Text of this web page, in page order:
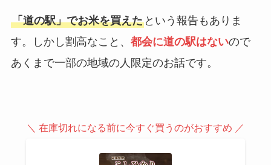
「道の駅」でお米を買えたという報告もありま
す。しかし割高なこと、 都会に道の駅はないので
あくまで一部の地域の人限定のお話です。
＼ 在庫切れになる前に今すぐ買うのがおすすめ ／